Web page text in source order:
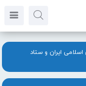
ایران و ستاد